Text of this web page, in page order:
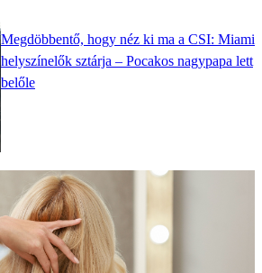
Megdöbbentő, hogy néz ki ma a CSI: Miami
helyszínelők sztárja – Pocakos nagypapa lett
belőle